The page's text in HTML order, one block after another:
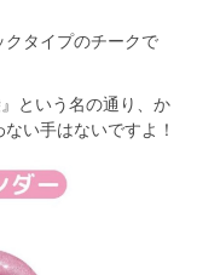
タイプのチークで
という名の通り、か
い手はないですよ！